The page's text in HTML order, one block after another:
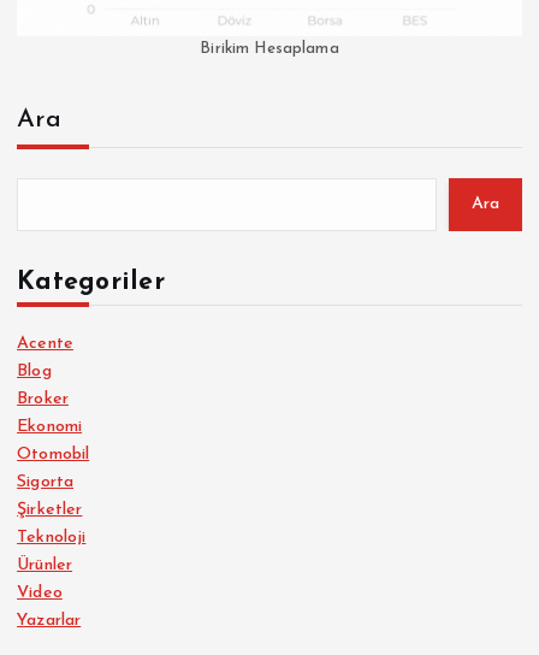
Birikim Hesaplama
Ara
Ara
Kategoriler
Acente
Blog
Broker
Ekonomi
Otomobil
Sigorta
Şirketler
Teknoloji
Ürünler
Video
Yazarlar